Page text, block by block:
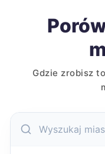
Gdzie zrobisz